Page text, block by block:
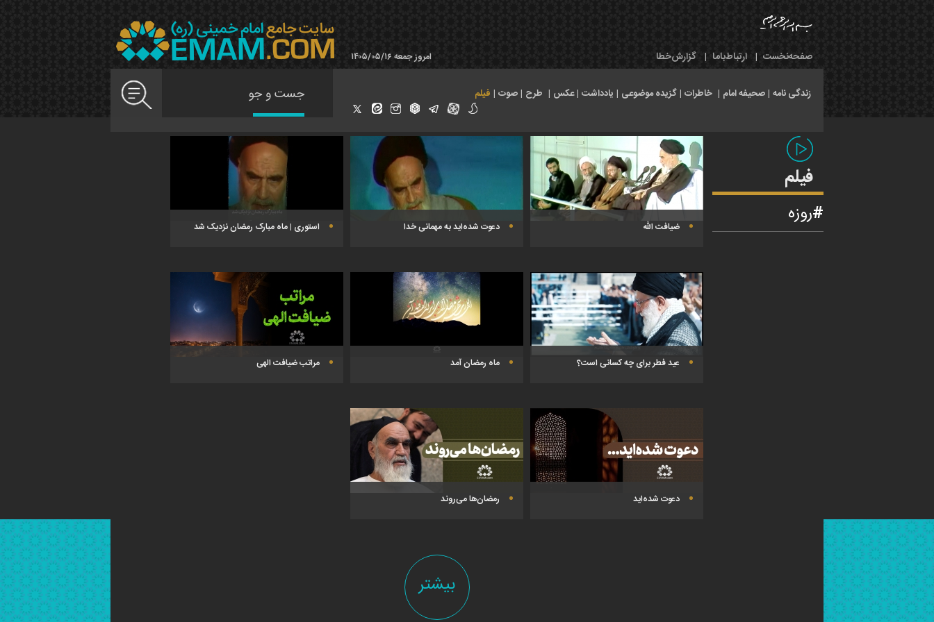
صفحه‌نخست | ارتباط‌با‌ما | گزارش‌خطا امروز جمعه ۱۴۰۵/۰۵/۱۶
زندگی نامه |صحیفه امام | خاطرات |گزیده موضوعی | یادداشت |عکس | طرح |صوت | فیلم
فیلم
روزه ضیافت الله دعوت شده‌اید به مهمانی خدا استوری | ماه مبارک رمضان نزدیک شد
عید فطر برای چه کسانی است؟ ماه رمضان آمد مراتب ضیافت الهی
دعوت شده‌اید رمضان‌ها می‌روند
بیشتر